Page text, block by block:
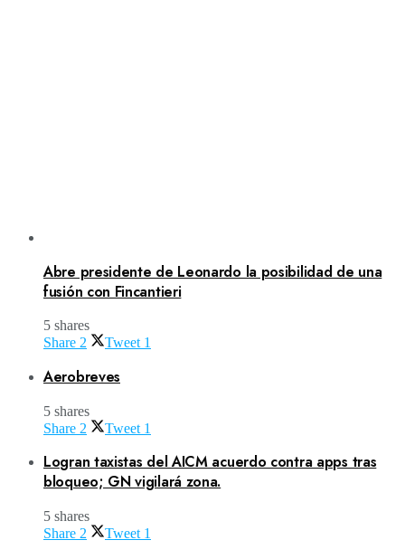
Abre presidente de Leonardo la posibilidad de una
fusión con Fincantieri
5 shares
Share 2 Tweet 1
Aerobreves
5 shares
Share 2 Tweet 1
Logran taxistas del AICM acuerdo contra apps tras
bloqueo; GN vigilará zona.
5 shares
Share 2 Tweet 1